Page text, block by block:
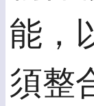
能，
須整